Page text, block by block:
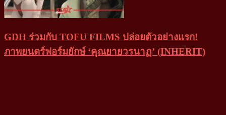
GDH ร่วมกับ TOFU FILMS ปล่อยตัวอย่างแรก!
ภาพยนตร์ฟอร์มยักษ์ ‘คุณยายวรนาฏ’ (INHERIT)